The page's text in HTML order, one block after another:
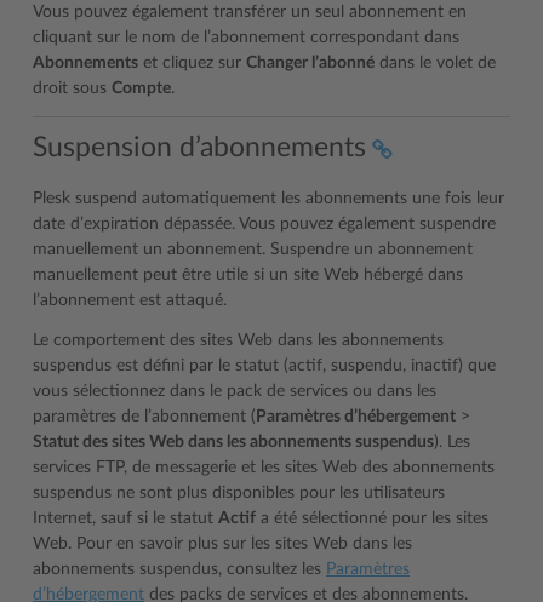
Vous pouvez également transférer un seul abonnement en
cliquant sur le nom de l’abonnement correspondant dans
Abonnements et cliquez sur Changer l’abonné dans le volet de
droit sous Compte.
Suspension d’abonnements
Plesk suspend automatiquement les abonnements une fois leur
date d’expiration dépassée. Vous pouvez également suspendre
manuellement un abonnement. Suspendre un abonnement
manuellement peut être utile si un site Web hébergé dans
l’abonnement est attaqué.
Le comportement des sites Web dans les abonnements
suspendus est défini par le statut (actif, suspendu, inactif) que
vous sélectionnez dans le pack de services ou dans les
paramètres de l’abonnement ( Paramètres d’hébergement >
Statut des sites Web dans les abonnements suspendus). Les
services FTP, de messagerie et les sites Web des abonnements
suspendus ne sont plus disponibles pour les utilisateurs
Internet, sauf si le statut Actif a été sélectionné pour les sites
Web. Pour en savoir plus sur les sites Web dans les
abonnements suspendus, consultez les Paramètres
d’hébergement des packs de services et des abonnements.